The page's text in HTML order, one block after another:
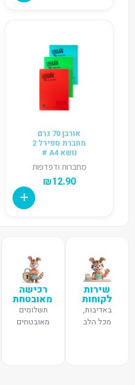
אורבן 70 גרם
מחברת ספירל 2
נושא A4 #
מחברות ודפדפות
₪12.90
שירות
לקוחות
באדיבות,
מכל הלב
רכישה
מאובטחת
תשלומים
מאובטחים